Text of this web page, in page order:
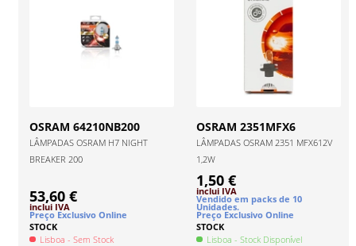
OSRAM 64210NB200
LÂMPADAS OSRAM H7 NIGHT
BREAKER 200
53,60 €
inclui IVA
Preço Exclusivo Online
STOCK
Lisboa - Sem Stock
OSRAM 2351MFX6
LÂMPADAS OSRAM 2351 MFX612V
1,2W
1,50 €
inclui IVA
Vendido em packs de 10
Unidades.
Preço Exclusivo Online
STOCK
Lisboa - Stock Disponível